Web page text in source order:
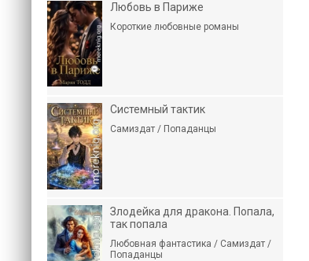
Любовь в Париже
Короткие любовные романы
Системный тактик
Самиздат / Попаданцы
Злодейка для дракона. Попала,
так попала
Любовная фантастика / Самиздат /
Попаданцы